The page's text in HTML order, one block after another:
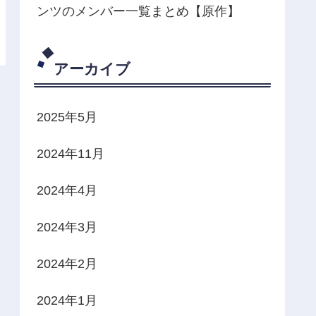
ンツのメンバー一覧まとめ【原作】
アーカイブ
2025年5月
2024年11月
2024年4月
2024年3月
2024年2月
2024年1月